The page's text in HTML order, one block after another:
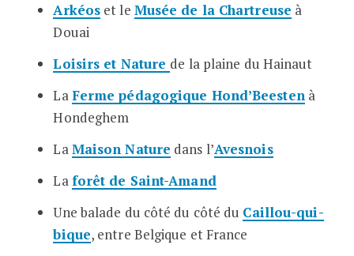
Arkéos et le Musée de la Chartreuse à
Douai
Loisirs et Nature de la plaine du Hainaut
LaFerme pédagogique Hond’Beestenà
Hondeghem
LaMaison Nature dans l’Avesnois
Laforêt de Saint-Amand
Une balade du côté du côté du Caillou-qui-
bique, entre Belgique et France